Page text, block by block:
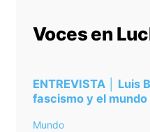
Voces en
ENTREVISTA │ Luis
fascismo y el
Mundo